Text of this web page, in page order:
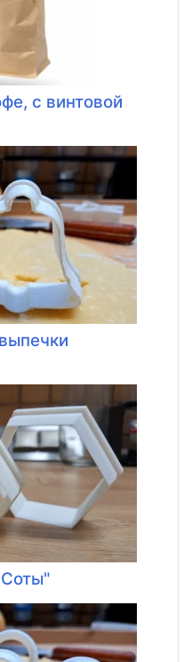
с винтовой